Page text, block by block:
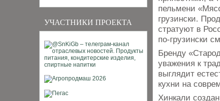
УЧАСТНИКИ ПРОЕКТА
пельмени
грузински.
стратуют в
по-грузински
Бренду
уважения к
выглядит
кухни на
Хинкали